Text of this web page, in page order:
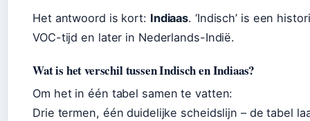
Het antwoord is kort: Indiaas. ‘Indisch’ is een
VOC-tijd en later in Nederlands-Indië.
Wat is het verschil tussen Indisch en Indiaas?
Om het in één tabel samen te vatten:
Drie termen, één duidelijke scheidslijn – de tabel